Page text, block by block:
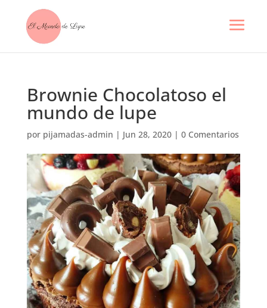
Brownie Chocolatoso el
mundo de lupe
por pijamadas-admin | Jun 28, 2020| 0 Comentarios